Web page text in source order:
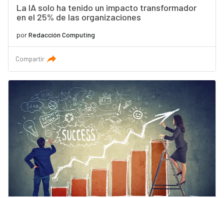
La IA solo ha tenido un impacto transformador
en el 25% de las organizaciones
porRedacción Computing
Compartir